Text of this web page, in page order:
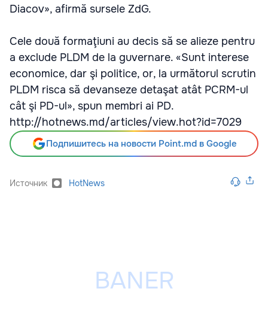
Diacov», afirmă sursele ZdG.
Cele două formaţiuni au decis să se alieze pentru
a exclude PLDM de la guvernare. «Sunt interese
economice, dar şi politice, or, la următorul scrutin
PLDM risca să devanseze detaşat atât PCRM-ul
cât şi PD-ul», spun membri ai PD.
http://hotnews.md/articles/view.hot?id=7029
Подпишитесь на новости Point.md в Google
Источник HotNews